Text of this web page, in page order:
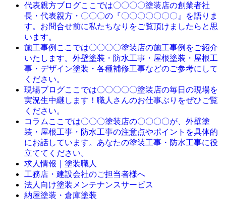
代表親方ブログここでは〇〇〇〇塗装店の創業者社
長・代表親方・〇〇〇の『〇〇〇〇〇〇〇』を語りま
す。お問合せ前に私たちなりをご覧頂けましたらと思
います。
施工事例 ここでは〇〇〇〇塗装店の施工事例をご紹介
いたします。外壁塗装・防水工事・屋根塗装・屋根工
事・デザイン塗装・各種補修工事などのご参考にして
ください。
現場ブログここでは〇〇〇〇〇塗装店の毎日の現場を
実況生中継します！職人さんのお仕事ぶりをぜひご覧
ください。
コラム ここでは〇〇〇塗装店の〇〇〇〇が、外壁塗
装・屋根工事・防水工事の注意点やポイントを具体的
にお話しています。あなたの塗装工事・防水工事に役
立ててください。
求人情報｜塗装職人
工務店・建設会社のご担当者様へ
法人向け塗装メンテナンスサービス
納屋塗装・倉庫塗装